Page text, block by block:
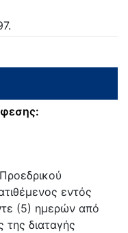
εντός
(5) ημερών από
της διαταγής